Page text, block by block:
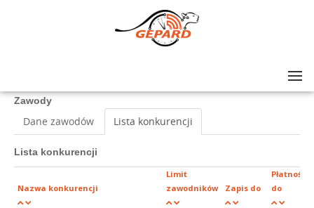
Zawody
Dane zawodów Lista konkurencji
Lista konkurencji
Nazwa konkurencji
Limit
zawodników
Zapis do
Płatność
do